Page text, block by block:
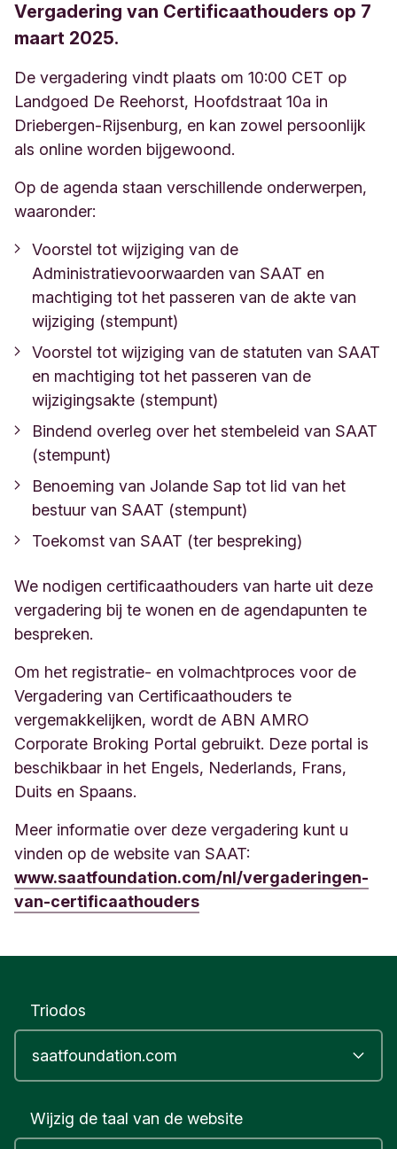
Vergadering van Certificaathouders op 7
maart 2025.
De vergadering vindt plaats om 10:00 CET op
Landgoed De Reehorst, Hoofdstraat 10a in
Driebergen-Rijsenburg, en kan zowel persoonlijk
als online worden bijgewoond.
Op de agenda staan verschillende onderwerpen,
waaronder:
Voorstel tot wijziging van de
Administratievoorwaarden van SAAT en
machtiging tot het passeren van de akte van
wijziging (stempunt)
Voorstel tot wijziging van de statuten van SAAT
en machtiging tot het passeren van de
wijzigingsakte (stempunt)
Bindend overleg over het stembeleid van SAAT
(stempunt)
Benoeming van Jolande Sap tot lid van het
bestuur van SAAT (stempunt)
Toekomst van SAAT (ter bespreking)
We nodigen certificaathouders van harte uit deze
vergadering bij te wonen en de agendapunten te
bespreken.
Om het registratie- en volmachtproces voor de
Vergadering van Certificaathouders te
vergemakkelijken, wordt de ABN AMRO
Corporate Broking Portal gebruikt. Deze portal is
beschikbaar in het Engels, Nederlands, Frans,
Duits en Spaans.
Meer informatie over deze vergadering kunt u
vinden op de website van SAAT:
www.saatfoundation.com/nl/vergaderingen-
van-certificaathouders
Triodos
Wijzig de taal van de website